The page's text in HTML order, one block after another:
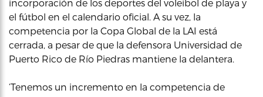
incorporación de los deportes del voleibol de playa y
el fútbol en el calendario oficial. A su vez, la
competencia por la Copa Global de la LAI está
cerrada, a pesar de que la defensora Universidad de
Puerto Rico de Río Piedras mantiene la delantera.
‘Tenemos un incremento en la competencia de